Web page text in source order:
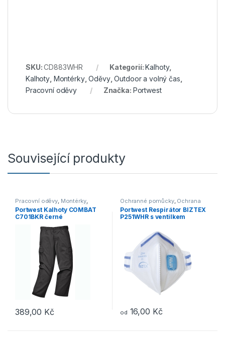
SKU:CD883WHR Kategorií:Kalhoty,
Kalhoty Montérky,Oděvy,Outdoor a volný čas
Pracovní oděvy
Značka: Portwest
Související produkty
Pracovní oděvy Montérky,
Kalhoty Outdoor a volný čas,
Oděvy,Kalhoty
Portwest Kalhoty COMBAT
C701BKR černé
389,00 Kč
Tento produkt má více variant. Možnosti lze vybrat na stránce
Ochranné pomůcky, Ochrana
dýchacích cest
Portwest Respirátor BIZTEX
P251WHR s ventilkem
od 16,00 Kč